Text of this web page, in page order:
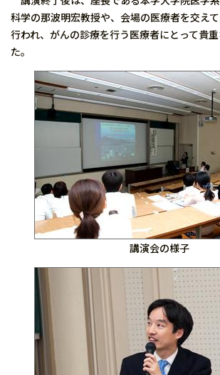
科学の那波明宏教授や、会場の医療者を交え
行われ、がんの診療を行う医療者にとって貴
た。
講演会の様子